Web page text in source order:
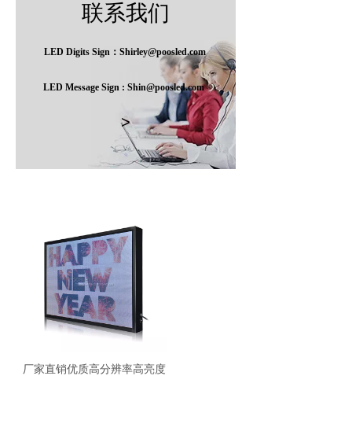
联系我们
LED Digits Sign：Shirley@poosled.com
LED Message Sign : Shin@poosled.com
>
厂家直销优质高分辨率高亮度